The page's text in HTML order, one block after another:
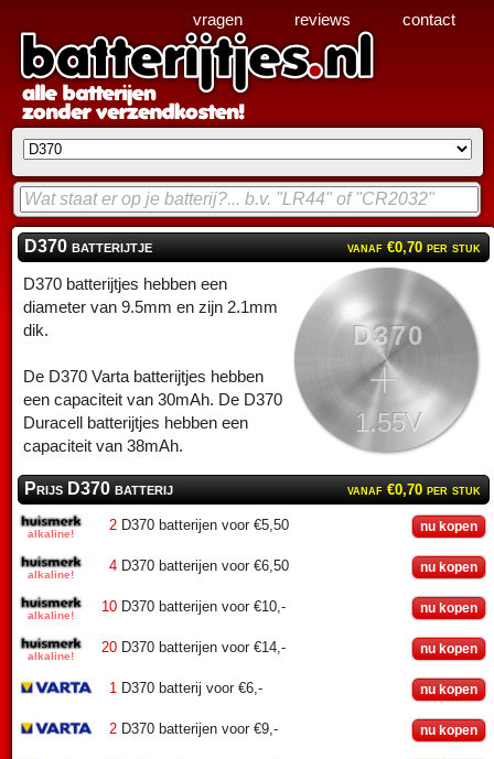
D370 batterijtje vanaf €0,70 per stuk
D370
1.55V
D370 batterijtjes hebben een
diameter van 9.5mm en zijn 2.1mm
dik.
De D370 Varta batterijtjes hebben
een capaciteit van 30mAh. De D370
Duracell batterijtjes hebben een
capaciteit van 38mAh.
Prijs D370 batterij vanaf €0,70 per stuk
2 D370 batterijen voor €5,50 nu kopen
4 D370 batterijen voor €6,50 nu kopen
10 D370 batterijen voor €10,- nu kopen
20 D370 batterijen voor €14,- nu kopen
1 D370 batterij voor €6,- nu kopen
2 D370 batterijen voor €9,- nu kopen
vragen reviews contact